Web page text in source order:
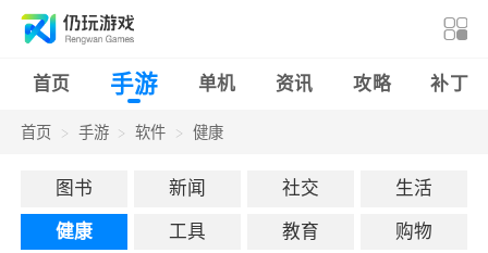
首页 手游 单机 资讯 攻略 补丁
首页 手游 软件 健康
图书 新闻 社交
生活
健康
工具 教育
购物